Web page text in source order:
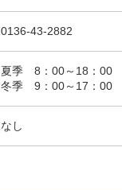
0136-43-2882
夏季 8：00～18：00
冬季 9：00～17：00
なし